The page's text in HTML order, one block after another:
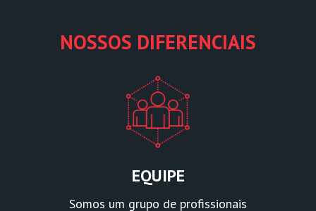
NOSSOS DIFERENCIAIS
EQUIPE
Somos um grupo de profissionais